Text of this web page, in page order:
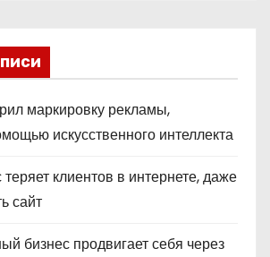
маркировку рекламы,
искусственного интеллекта
клиентов в интернете, даже
сайт
бизнес продвигает себя через